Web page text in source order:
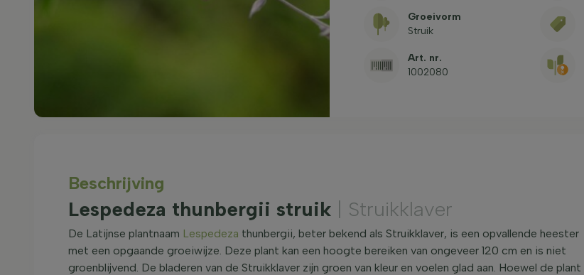
Groeivorm
Struik
Art. nr.
1002080
Beschrijving
Lespedeza thunbergii struik | Struikklaver
De Latijnse plantnaam Lespedeza thunbergii, beter bekend als Struikklaver, is een opvallende heester
met een opgaande groeiwijze. Deze plant kan een hoogte bereiken van ongeveer 120 cm en is niet
groenblijvend. De bladeren van de Struikklaver zijn groen van kleur en voelen glad aan. Hoewel de plant